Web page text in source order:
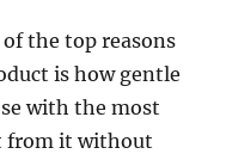
of the top reasons
is how gentle
with the most
from it without